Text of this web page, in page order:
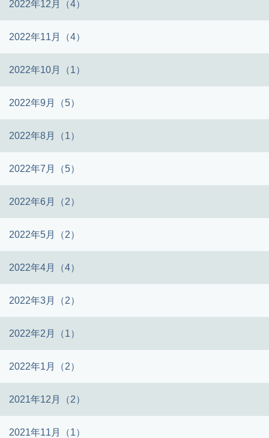
2022年12月（4）
2022年11月（4）
2022年10月（1）
2022年9月（5）
2022年8月（1）
2022年7月（5）
2022年6月（2）
2022年5月（2）
2022年4月（4）
2022年3月（2）
2022年2月（1）
2022年1月（2）
2021年12月（2）
2021年11月（1）